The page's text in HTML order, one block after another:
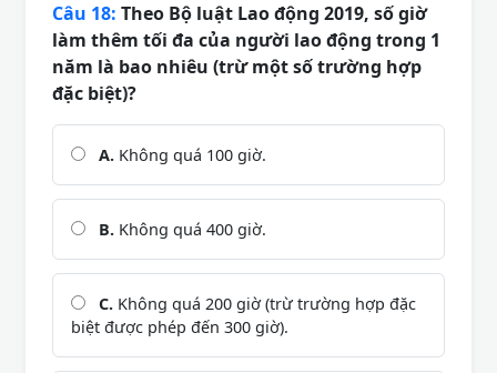
Câu 18: Theo Bộ luật Lao động 2019, số giờ
làm thêm tối đa của người lao động trong 1
năm là bao nhiêu (trừ một số trường hợp
đặc biệt)?
A. Không quá 100 giờ.
B. Không quá 400 giờ.
C. Không quá 200 giờ (trừ trường hợp đặc
biệt được phép đến 300 giờ).